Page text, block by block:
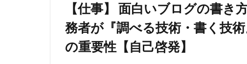
【仕事】 面白いブログの書き
務者が『調べる技術・書く技
の重要性【自己啓発】